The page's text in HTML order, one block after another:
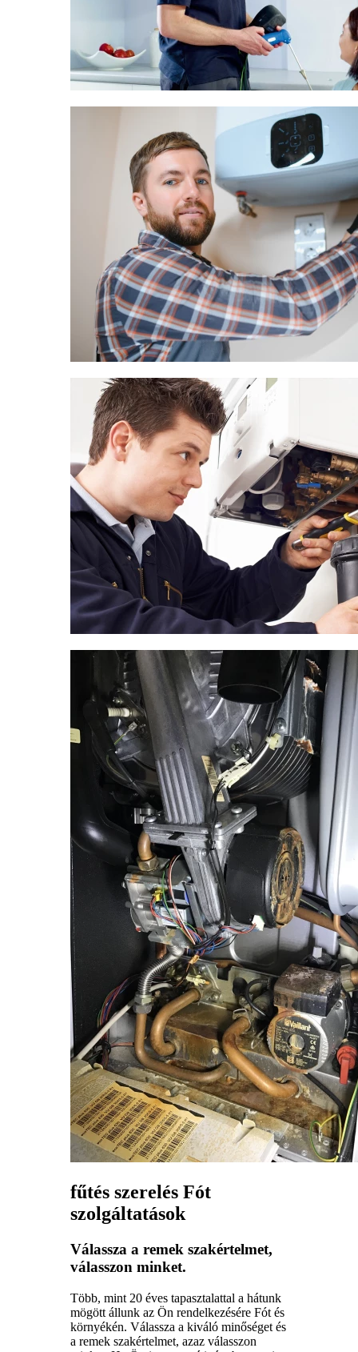
fűtés szerelés Fót
szolgáltatások
Válassza a remek szakértelmet,
válasszon minket.
Több, mint 20 éves tapasztalattal a hátunk
mögött állunk az Ön rendelkezésére Fót és
környékén. Válassza a kiváló minőséget és
a remek szakértelmet, azaz válasszon